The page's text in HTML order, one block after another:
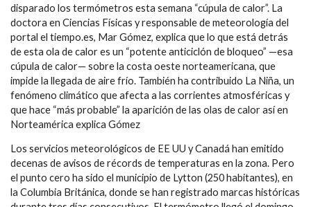
disparado los termómetros esta semana “cúpula de calor”. La
doctora en Ciencias Físicas y responsable de meteorología del
portal el tiempo.es, Mar Gómez, explica que lo que está detrás
de esta ola de calor es un “potente anticiclón de bloqueo” —esa
cúpula de calor— sobre la costa oeste norteamericana, que
impide la llegada de aire frío. También ha contribuido La Niña, un
fenómeno climático que afecta a las corrientes atmosféricas y
que hace “más probable” la aparición de las olas de calor así en
Norteamérica explica Gómez
Los servicios meteorológicos de EE UU y Canadá han emitido
decenas de avisos de récords de temperaturas en la zona. Pero
el punto cero ha sido el municipio de Lytton (250 habitantes), en
la Columbia Británica, donde se han registrado marcas históricas